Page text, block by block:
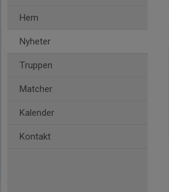
Hem
Nyheter
Truppen
Matcher
Kalender
Kontakt